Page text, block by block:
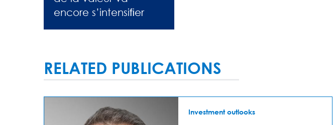
encore s’intensiﬁer
RELATED PUBLICATIONS
Investment outlooks